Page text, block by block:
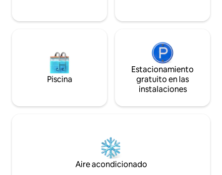
noches.
Piscina
Estacionamiento
gratuito en las
instalaciones
Aire acondicionado